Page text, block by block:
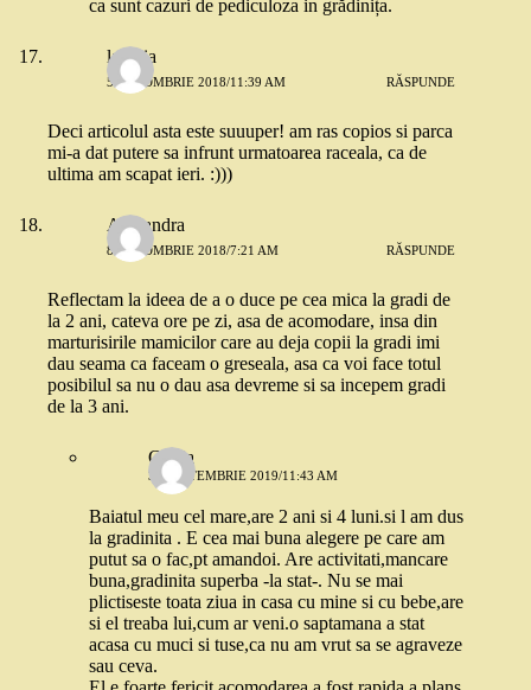
ca sunt cazuri de pediculoza in grădinița.
lavinia
5 OCTOMBRIE 2018/11:39 AM RĂSPUNDE
Deci articolul asta este suuuper! am ras copios si parca
mi-a dat putere sa infrunt urmatoarea raceala, ca de
ultima am scapat ieri. :)))
Alexandra
8 OCTOMBRIE 2018/7:21 AM RĂSPUNDE
Reflectam la ideea de a o duce pe cea mica la gradi de
la 2 ani, cateva ore pe zi, asa de acomodare, insa din
marturisirile mamicilor care au deja copii la gradi imi
dau seama ca faceam o greseala, asa ca voi face totul
posibilul sa nu o dau asa devreme si sa incepem gradi
de la 3 ani.
Giulia
30 SEPTEMBRIE 2019/11:43 AM
Baiatul meu cel mare,are 2 ani si 4 luni.si l am dus
la gradinita . E cea mai buna alegere pe care am
putut sa o fac,pt amandoi. Are activitati,mancare
buna,gradinita superba -la stat-. Nu se mai
plictiseste toata ziua in casa cu mine si cu bebe,are
si el treaba lui,cum ar veni.o saptamana a stat
acasa cu muci si tuse,ca nu am vrut sa se agraveze
sau ceva.